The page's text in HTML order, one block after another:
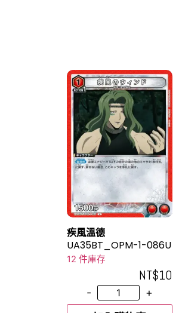
疾風溫德
UA35BT_OPM-1-086U
12 件庫存
NT$10
-
+